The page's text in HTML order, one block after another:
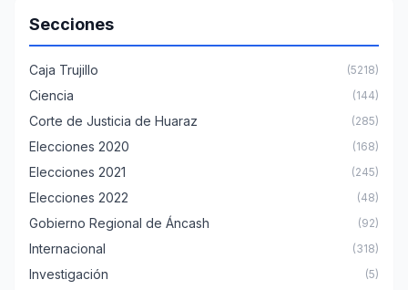
Secciones
Caja Trujillo (5218)
Ciencia (144)
Corte de Justicia de Huaraz (285)
Elecciones 2020 (168)
Elecciones 2021 (245)
Elecciones 2022 (48)
Gobierno Regional de Áncash (92)
Internacional (318)
Investigación (5)